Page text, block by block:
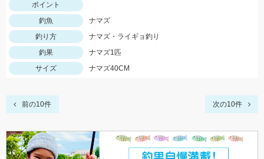
ポイント
釣魚
ナマズ
釣り方
ナマズ・ライギョ釣り
釣果
ナマズ1匹
サイズ
ナマズ40CM
前の10件 次の10件